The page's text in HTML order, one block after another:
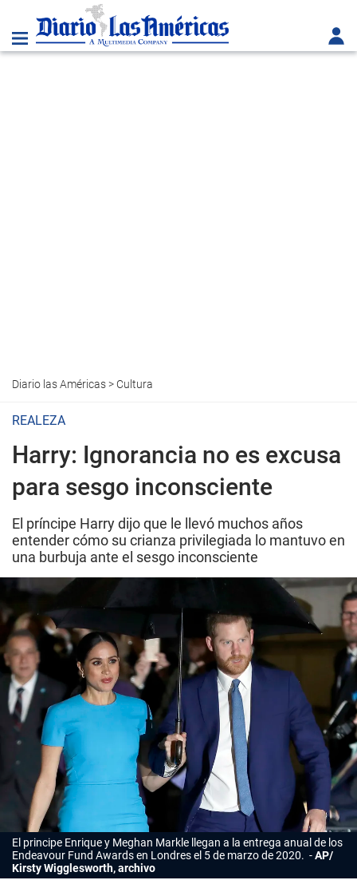
Diario las Américas> Cultura
REALEZA
Harry: Ignorancia no es excusa
para sesgo inconsciente
El príncipe Harry dijo que le llevó muchos años
entender cómo su crianza privilegiada lo mantuvo en
una burbuja ante el sesgo inconsciente
El principe Enrique y Meghan Markle llegan a la entrega anual de los
Endeavour Fund Awards en Londres el 5 de marzo de 2020.
AP/
Kirsty Wigglesworth, archivo